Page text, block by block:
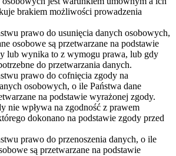
brakiem możliwości prowadzenia
prawo do usunięcia danych osobowych,
osobowe są przetwarzane na podstawie
lub wynika to z wymogu prawa, lub gdy
do przetwarzania danych.
prawo do cofnięcia zgody na
osobowych, o ile Państwa dane
na podstawie wyrażonej zgody.
nie wpływa na zgodność z prawem
dokonano na podstawie zgody przed
prawo do przenoszenia danych, o ile
są przetwarzane na podstawie